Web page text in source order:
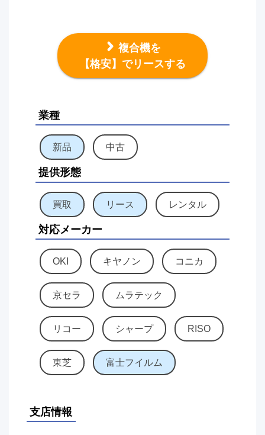
複合機を
【格安】でリースする
業種
新品 中古
提供形態
買取 リース レンタル
対応メーカー
OKI キヤノン コニカ
京セラ ムラテック
リコー シャープ RISO
東芝 富士フイルム
支店情報